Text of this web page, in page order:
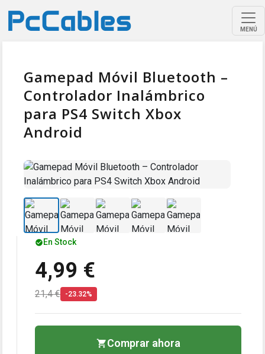
MENÚ
Gamepad Móvil Bluetooth –
Controlador Inalámbrico
para PS4 Switch Xbox
Android
En Stock
4,99 €
21,4 € -23.32%
Comprar ahora